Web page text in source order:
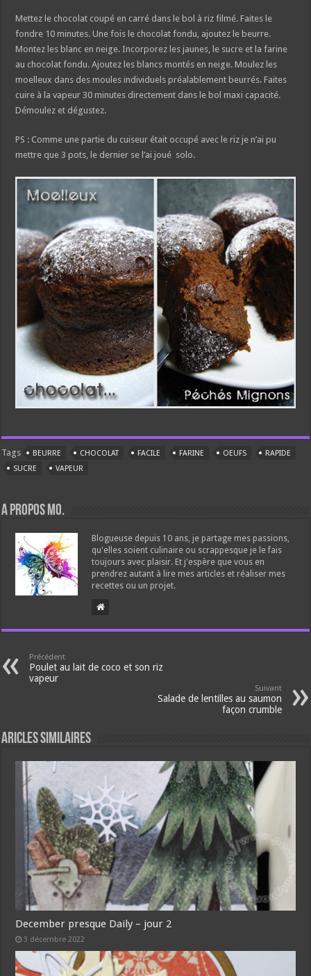
Mettez le chocolat coupé en carré dans le bol à riz filmé. Faites le
fondre 10 minutes. Une fois le chocolat fondu, ajoutez le beurre.
Montez les blanc en neige. Incorporez les jaunes, le sucre et la farine
au chocolat fondu. Ajoutez les blancs montés en neige. Moulez les
moelleux dans des moules individuels préalablement beurrés. Faites
cuire à la vapeur 30 minutes directement dans le bol maxi capacité.
Démoulez et dégustez.
PS : Comme une partie du cuiseur était occupé avec le riz je n’ai pu
mettre que 3 pots, le dernier se l’ai joué solo.
Tags BEURRE CHOCOLAT FACILE FARINE OEUFS
RAPIDE
SUCRE
VAPEUR
A propos Mo.
Blogueuse depuis 10 ans, je partage mes passions,
qu'elles soient culinaire ou scrappesque je le fais
toujours avec plaisir. Et j'espère que vous en
prendrez autant à lire mes articles et réaliser mes
recettes ou un projet.
Précédent
Poulet au lait de coco et son riz
vapeur
Suivant
Salade de lentilles au saumon
façon crumble
Aricles similaires
December presque Daily – jour 2
3 décembre 2022